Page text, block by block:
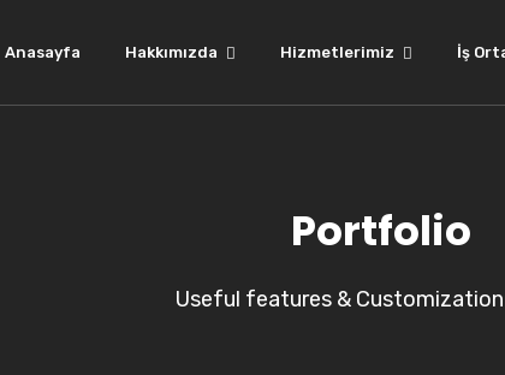
Anasayfa Hakkımızda Hizmetlerimiz İş
Portfolio
Useful features &